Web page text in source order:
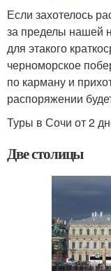
Если захотелось
за пределы нашей
для этакого
черноморское
по карману и
распоряжении
Туры в Сочи от 2
Две столицы